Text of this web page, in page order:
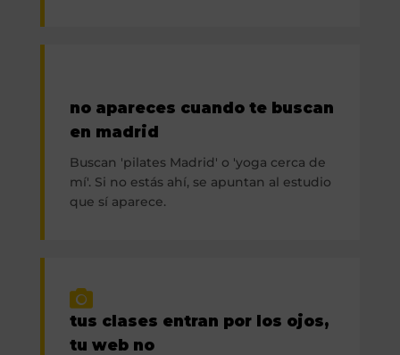
no apareces cuando te buscan
en madrid
Buscan 'pilates Madrid' o 'yoga cerca de
mí'. Si no estás ahí, se apuntan al estudio
que sí aparece.
tus clases entran por los ojos,
tu web no